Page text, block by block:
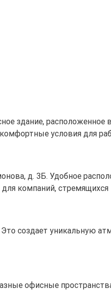
здание,
условия для
д. 3Б. Удобное
компаний,
создает уникальную
офисные